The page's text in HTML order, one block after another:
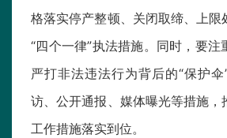
格落实停产整顿、关闭取缔、上限
“四个一律”执法措施。同时，要
严打非法违法行为背后的“保护
访、公开通报、媒体曝光等措施，
工作措施落实到位。